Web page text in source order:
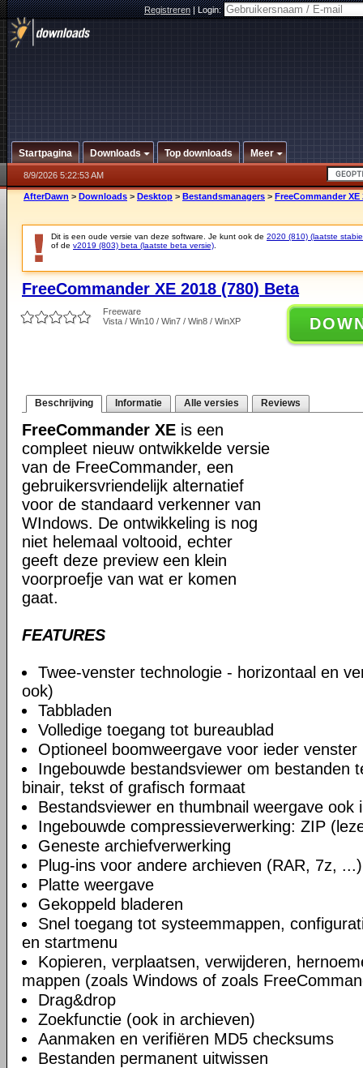
Registreren|Login:
Startpagina Downloads Top downloads Meer
8/9/2026 5:22:53 AM
AfterDawn > Downloads > Desktop > Bestandsmanagers > FreeCommander XE
Dit is een oude versie van deze software. Je kunt ook de 2020 (810) (laatste
of de v2019 (803) beta (laatste beta versie)
FreeCommander XE 2018 (780) Beta
Freeware
Vista / Win10 / Win7 / Win8 / WinXP
Beschrijving Informatie Alle versies Reviews
FreeCommander XE is een
compleet nieuw ontwikkelde versie
van de FreeCommander, een
gebruikersvriendelijk alternatief
voor de standaard verkenner van
WIndows. De ontwikkeling is nog
niet helemaal voltooid, echter
geeft deze preview een klein
voorproefje van wat er komen
gaat.
FEATURES
Twee-venster technologie - horizontaal en
ook)
Tabbladen
Volledige toegang tot bureaublad
Optioneel boomweergave voor ieder venster
Ingebouwde bestandsviewer om bestanden
binair, tekst of grafisch formaat
Bestandsviewer en thumbnail weergave ook
Ingebouwde compressieverwerking: ZIP
Geneste archiefverwerking
Plug-ins voor andere archieven (RAR, 7z, ...)
Platte weergave
Gekoppeld bladeren
Snel toegang tot systeemmappen,
en startmenu
Kopieren, verplaatsen, verwijderen,
mappen (zoals Windows of zoals
Drag&drop
Zoekfunctie (ook in archieven)
Aanmaken en verifiëren MD5 checksums
Bestanden permanent uitwissen